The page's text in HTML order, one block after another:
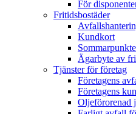
För
Fritidsbostäder
Kundkort
Ägarbyte av
Tjänster för företag
Företagens
Företagens
Oljeförorenad